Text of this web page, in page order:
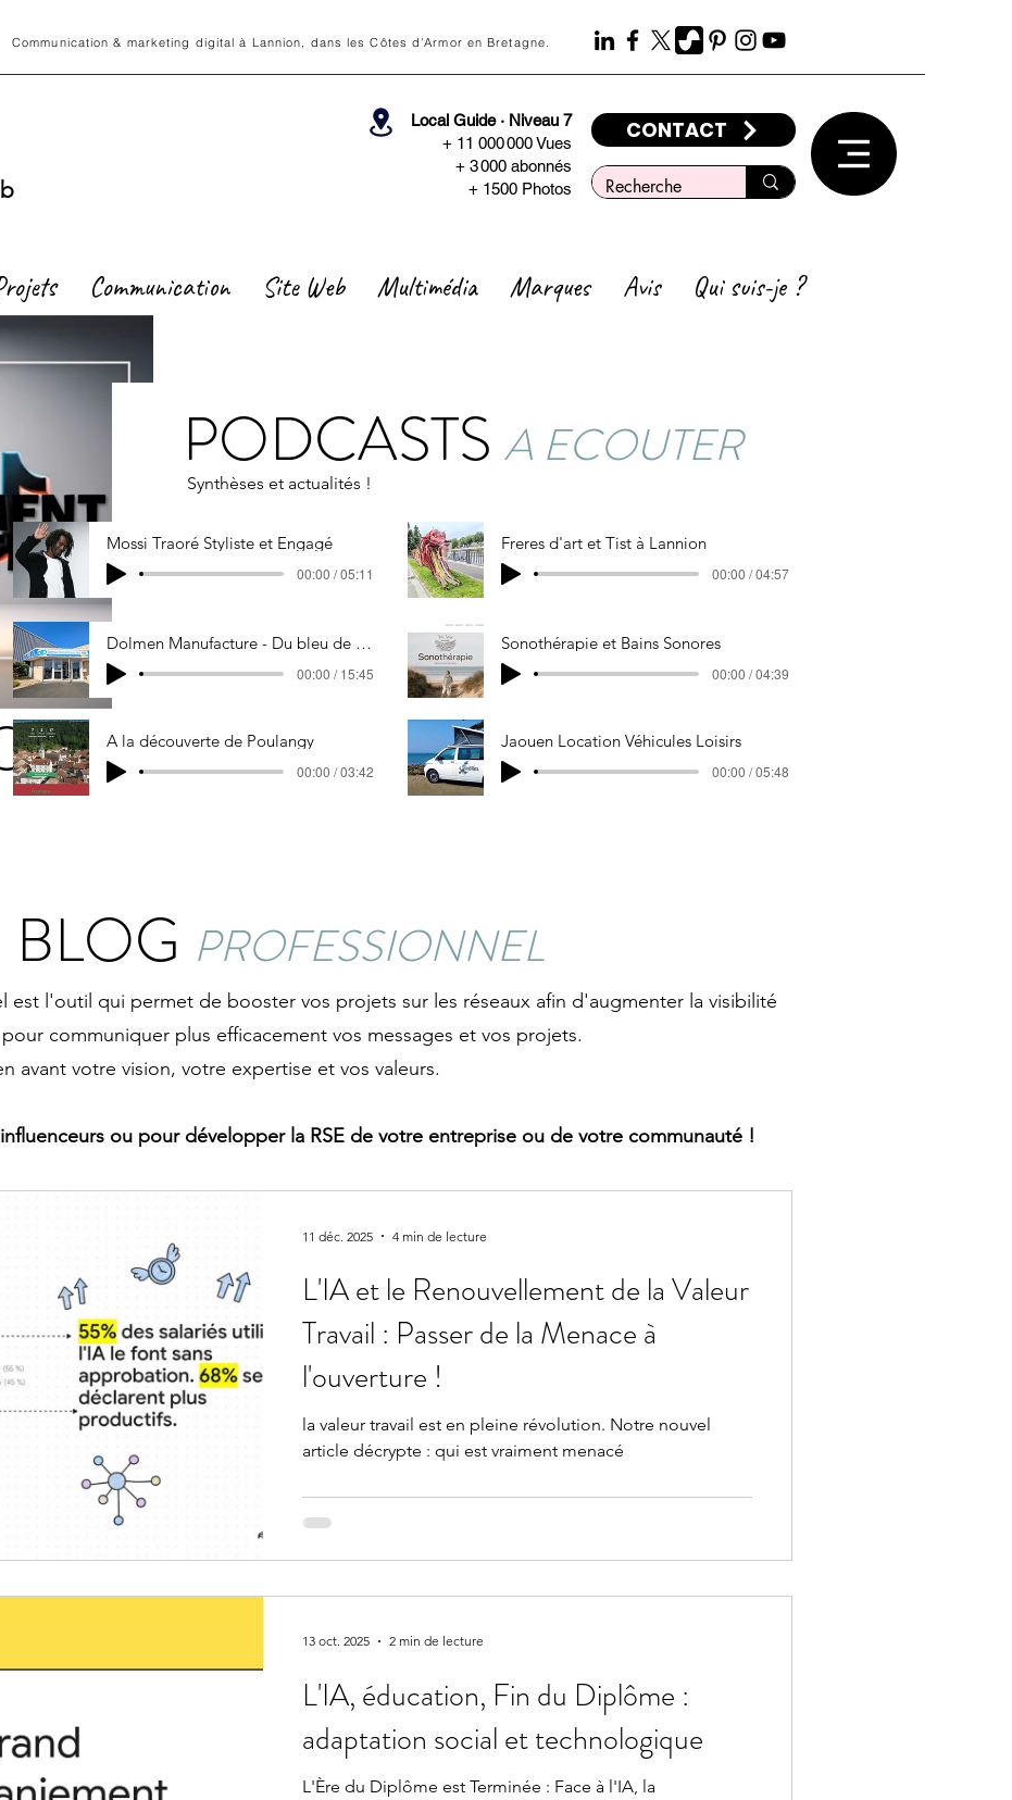
Communication & marketing digital à Lannion, dans les Côtes d'Armor en Bretagne.
Local Guide · Niveau 7
+ 11 000 000 Vues
+ 3000 abonnés
+ 1500 Photos
Communication Site Web Multimédia Marques Avis Qui suis-je ?
CONTACT
PODCASTS A ECOUTER
Synthèses et actualités !
Mossi Traoré Styliste et Engagé
00:00 / 05:11
Freres d'art et Tist à Lannion
00:00 / 04:57
Dolmen Manufacture - Du bleu de travail breton aux podiums
00:00 / 15:45
Sonothérapie et Bains Sonores
00:00 / 04:39
A la découverte de Poulangy
00:00 / 03:42
Jaouen Location Véhicules Loisirs
00:00 / 05:48
BLOG PROFESSIONNEL
est l'outil qui permet de booster vos projets sur les réseaux afin d'augmenter la visibilité
communiquer plus efficacement vos messages et vos projets.
avant votre vision, votre expertise et vos valeurs.
ou pour développer la RSE de votre entreprise ou de votre communauté !
L'IA et le Renouvellement de la Valeur
Travail : Passer de la Menace à
l'ouverture !
la valeur travail est en pleine révolution. Notre nouvel
article décrypte : qui est vraiment menacé
11 déc. 2025 4 min de lecture
L'IA, éducation, Fin du Diplôme :
adaptation social et technologique
L'Ère du Diplôme est Terminée : Face à l'IA, la
13 oct. 2025 2 min de lecture